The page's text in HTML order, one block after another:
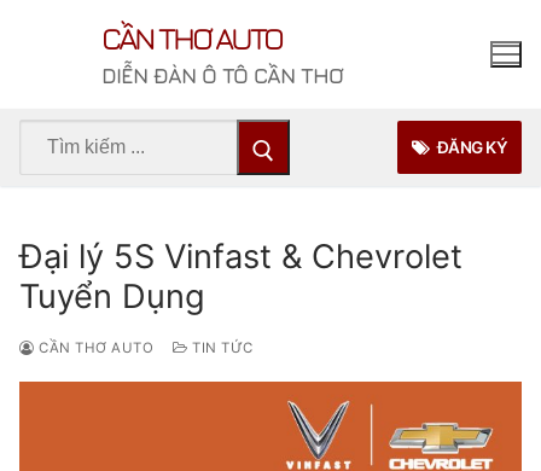
CẦN THƠ AUTO
DIỄN ĐÀN Ô TÔ CẦN THƠ
Tìm
ĐĂNG KÝ
Đại lý 5S Vinfast & Chevrolet
Tuyển Dụng
CẦN THƠ AUTO TIN TỨC